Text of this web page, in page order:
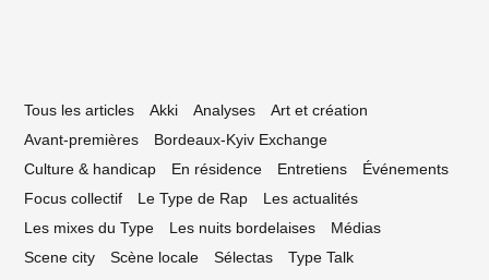
Tous les articles Akki Analyses
Art et création
Avant-premières
Bordeaux-Kyiv Exchange
Culture & handicap
En résidence Entretiens
Événements
Focus collectif
Le Type de Rap
Les actualités
Les mixes du Type
Les nuits bordelaises
Médias
Scene city
Scène locale Sélectas Type Talk